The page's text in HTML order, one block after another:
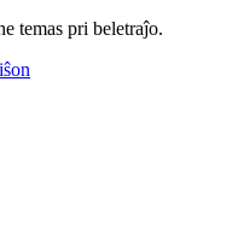
temas pri beletraĵo.